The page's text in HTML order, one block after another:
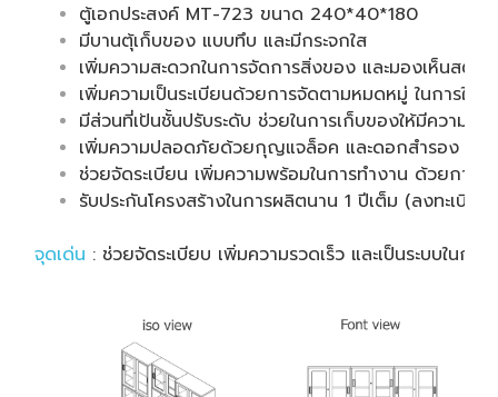
ตู้เอกประสงค์ MT-723 ขนาด 240*40*180
มีบานตุ้เก็บของ แบบทึบ และมีกระจกใส
เพิ่มความสะดวกในการจัดการสิ่งของ และมองเห็นสต๊อ
เพิ่มความเป็นระเบียนด้วยการจัดตามหมดหมู่ ในการใช้ง
มีส่วนที่เป้นชั้นปรับระดับ ช่วยในการเก็บของให้มีความยื
เพิ่มความปลอดภัยด้วยกุญแจล็อค และดอกสำรอง
ช่วยจัดระเบียน เพิ่มความพร้อมในการทำงาน ด้วยการ
รับประกันโครงสร้างในการผลิตนาน 1 ปีเต็ม (ลงทะเบีย
จุดเด่น : ช่วยจัดระเบียบ เพิ่มความรวดเร็ว และเป็นระบบในกา